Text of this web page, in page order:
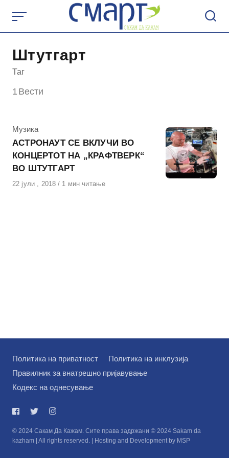
content
Штутгарт
Таг
1 Вести
КАтегорија
Музика
АСТРОНАУТ СЕ ВКЛУЧИ ВО
КОНЦЕРТОТ НА „КРАФТВЕРК“
ВО ШТУТГАРТ
Објавено
22 јули , 2018 1 мин читање
Политика на приватност
Политика на инклузија
Правилник за внатрешно пријавување
Кодекс на однесување
© 2024 Сакам Да Кажам. Сите права задржани © 2024 Sakam da
kazham | All rights reserved. | Hosting and Development by MSP